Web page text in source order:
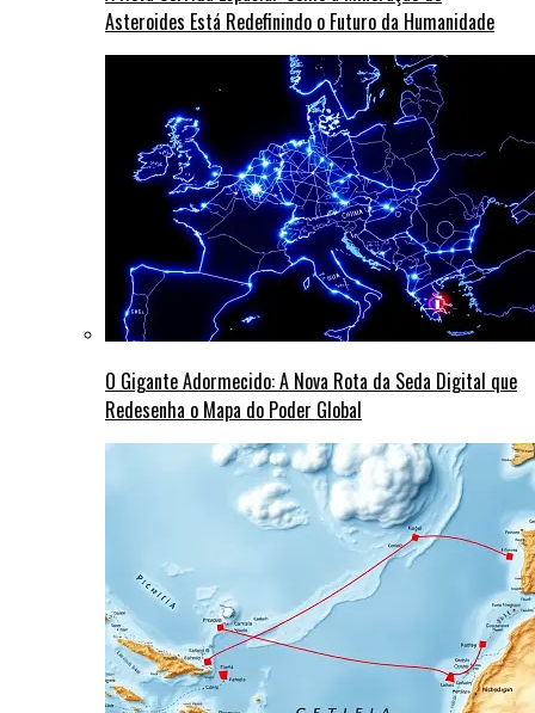
Asteroides Está Redefinindo o Futuro da Humanidade
O Gigante Adormecido: A Nova Rota da Seda Digital que
Redesenha o Mapa do Poder Global